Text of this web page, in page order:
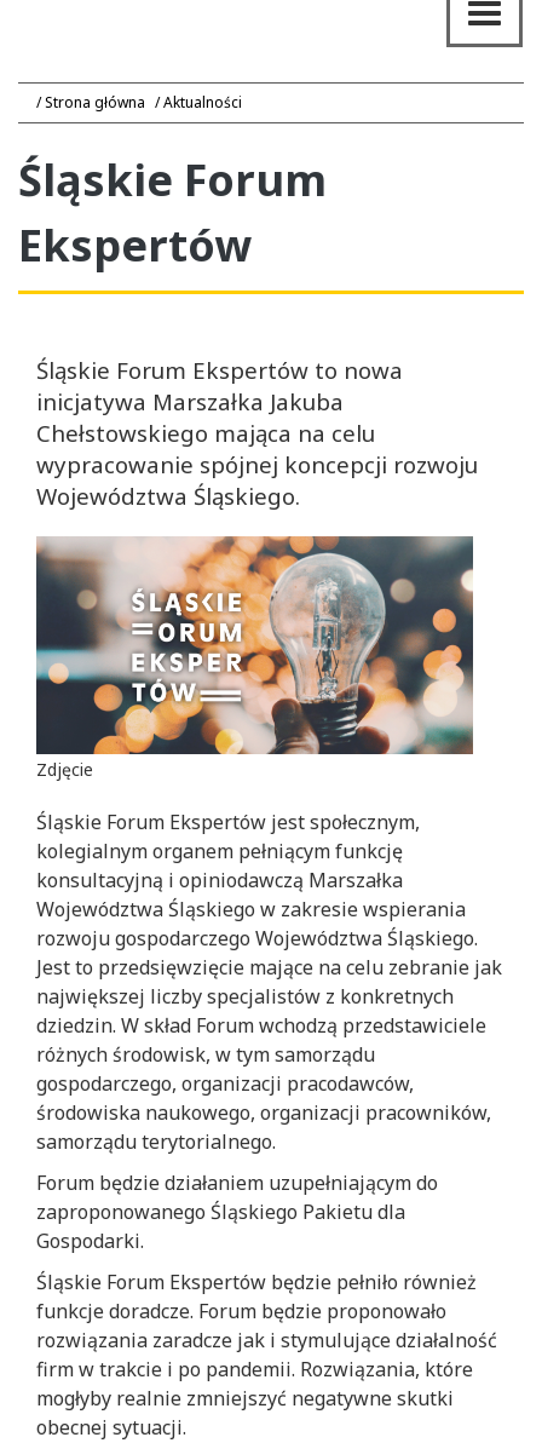
Strona główna Aktualności
Śląskie Forum
Ekspertów
Śląskie Forum Ekspertów to nowa
inicjatywa Marszałka Jakuba
Chełstowskiego mająca na celu
wypracowanie spójnej koncepcji rozwoju
Województwa Śląskiego.
Zdjęcie
Śląskie Forum Ekspertów jest społecznym,
kolegialnym organem pełniącym funkcję
konsultacyjną i opiniodawczą Marszałka
Województwa Śląskiego w zakresie wspierania
rozwoju gospodarczego Województwa Śląskiego.
Jest to przedsięwzięcie mające na celu zebranie jak
największej liczby specjalistów z konkretnych
dziedzin. W skład Forum wchodzą przedstawiciele
różnych środowisk, w tym samorządu
gospodarczego, organizacji pracodawców,
środowiska naukowego, organizacji pracowników,
samorządu terytorialnego.
Forum będzie działaniem uzupełniającym do
zaproponowanego Śląskiego Pakietu dla
Gospodarki.
Śląskie Forum Ekspertów będzie pełniło również
funkcje doradcze. Forum będzie proponowało
rozwiązania zaradcze jak i stymulujące działalność
firm w trakcie i po pandemii. Rozwiązania, które
mogłyby realnie zmniejszyć negatywne skutki
obecnej sytuacji.